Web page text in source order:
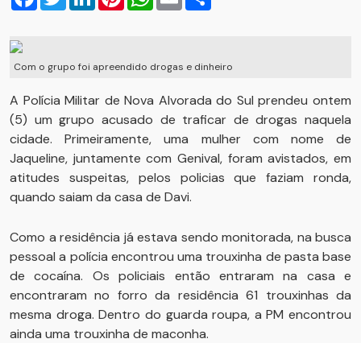
Com o grupo foi apreendido drogas e dinheiro
A Polícia Militar de Nova Alvorada do Sul prendeu ontem
(5) um grupo acusado de traficar de drogas naquela
cidade. Primeiramente, uma mulher com nome de
Jaqueline, juntamente com Genival, foram avistados, em
atitudes suspeitas, pelos policias que faziam ronda,
quando saiam da casa de Davi.
Como a residência já estava sendo monitorada, na busca
pessoal a polícia encontrou uma trouxinha de pasta base
de cocaína. Os policiais então entraram na casa e
encontraram no forro da residência 61 trouxinhas da
mesma droga. Dentro do guarda roupa, a PM encontrou
ainda uma trouxinha de maconha.